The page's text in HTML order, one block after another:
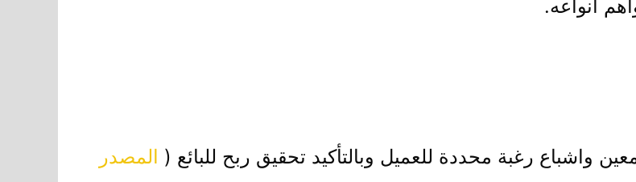
انواعه.
واشباع رغبة محددة للعميل وبالتأكيد تحقيق ربح للبائع ( المصدر